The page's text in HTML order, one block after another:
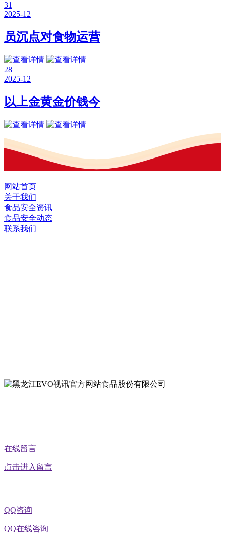
31
2025-12
员沉点对食物运营
28
2025-12
以上金黄金价钱今
网站首页
关于我们
食品安全资讯
食品安全动态
联系我们
在线留言
点击进入留言
QQ咨询
QQ在线咨询